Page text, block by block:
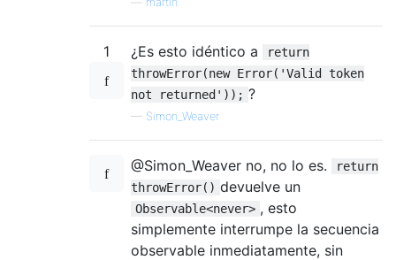
1 ¿Es esto idéntico a
return
throwError(new Error('Valid token
not returned')); ?
— Simon_Weaver
@Simon_Weaver no, no lo es.
return
throwError() devuelve un
Observable<never> , esto
simplemente interrumpe la secuencia
observable inmediatamente, sin